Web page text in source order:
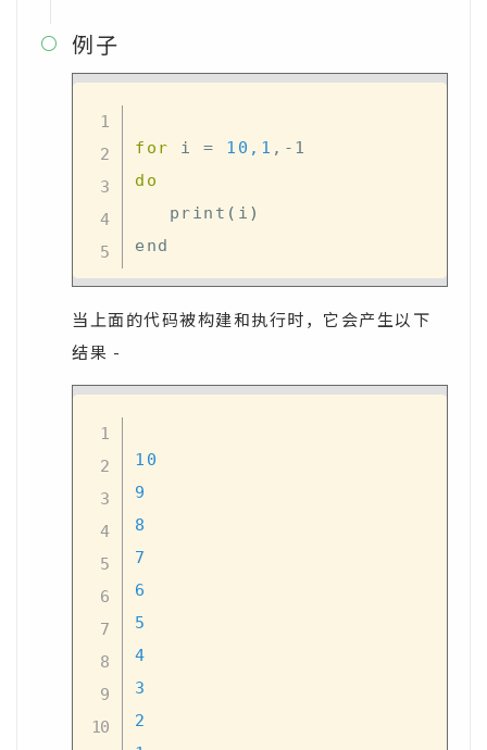
 例子
for i = 10,1
do
   print
( i )
当上面的代码被构建和执行时，它会产生以下
结果 -
10
9
8
7
6
5
4
3
2